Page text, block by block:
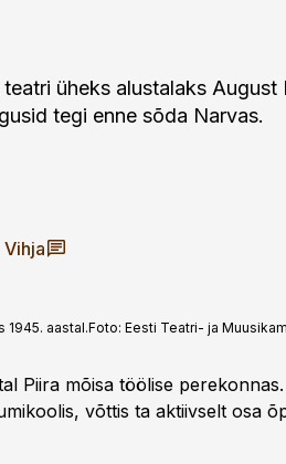
üheks alustalaks August
tegi enne sõda Narvas.
Vihja
1945. aastal.Foto: Eesti Teatri- ja
Piira mõisa töölise perekonnas.
võttis ta aktiivselt osa